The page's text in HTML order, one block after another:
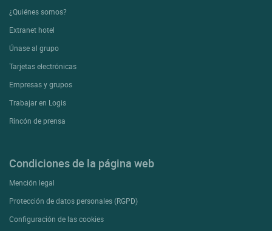
¿Quiénes somos?
Extranet hotel
Únase al grupo
Tarjetas electrónicas
Empresas y grupos
Trabajar en Logis
Rincón de prensa
Condiciones de la página web
Mención legal
Protección de datos personales (RGPD)
Configuración de las cookies